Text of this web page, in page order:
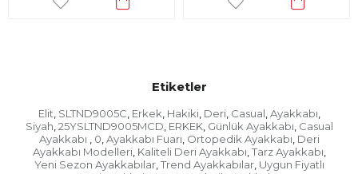
Etiketler
Elit SLTND9005C Erkek Hakiki, Deri, Casual Ayakkabı
Siyah 25YSLTND9005MCD ERKEK, Günlük Ayakkabı Casual
Ayakkabı
0 Ayakkabı Fuarı Ortopedik Ayakkabı Deri
Ayakkabı Modelleri, Kaliteli Deri Ayakkabı Tarz Ayakkabı
Yeni Sezon Ayakkabılar, Trend Ayakkabılar, Uygun Fiyatlı